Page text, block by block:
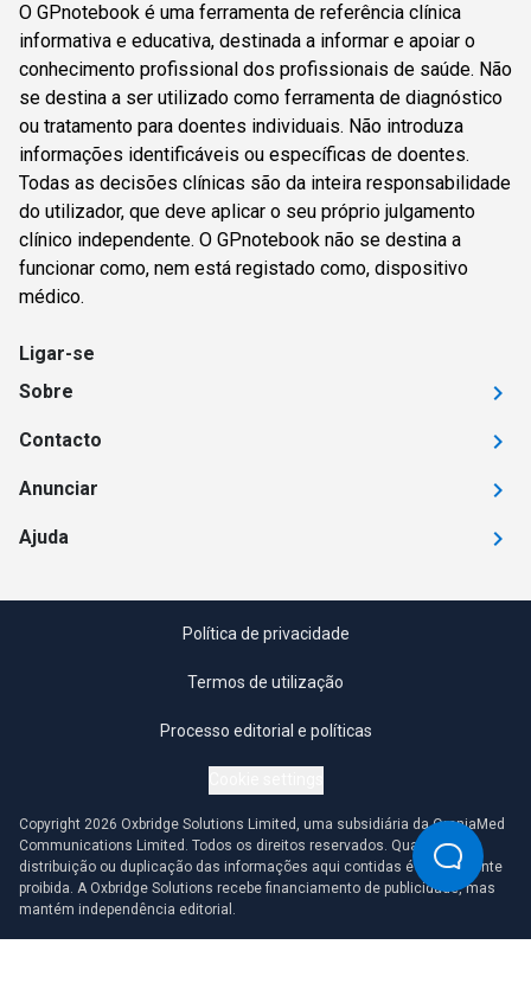
O GPnotebook é uma ferramenta de referência clínica
informativa e educativa, destinada a informar e apoiar o
conhecimento profissional dos profissionais de saúde. Não
se destina a ser utilizado como ferramenta de diagnóstico
ou tratamento para doentes individuais. Não introduza
informações identificáveis ou específicas de doentes.
Todas as decisões clínicas são da inteira responsabilidade
do utilizador, que deve aplicar o seu próprio julgamento
clínico independente. O GPnotebook não se destina a
funcionar como, nem está registado como, dispositivo
médico.
Ligar-se
Sobre
Contacto
Anunciar
Ajuda
Política de privacidade
Termos de utilização
Processo editorial e políticas
Copyright 2026 Oxbridge Solutions Limited, uma subsidiária da OmniaMed
Communications Limited. Todos os direitos reservados. Qualquer
distribuição ou duplicação das informações aqui contidas é estritamente
proibida. A Oxbridge Solutions recebe financiamento de publicidade, mas
mantém independência editorial.